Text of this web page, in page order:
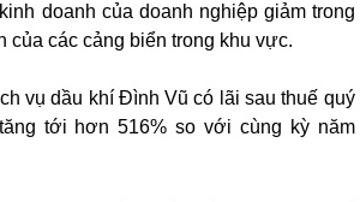
doanh của doanh nghiệp giảm trong
của các cảng biển trong khu vực.
vụ dầu khí Đình Vũ có lãi sau thuế quý
tăng tới hơn 516% so với cùng kỳ năm